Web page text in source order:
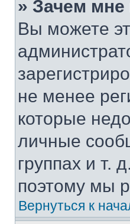
» Зачем мне
Вы можете
не менее
которые
личные
группах и т.
поэтому мы
Вернуться к